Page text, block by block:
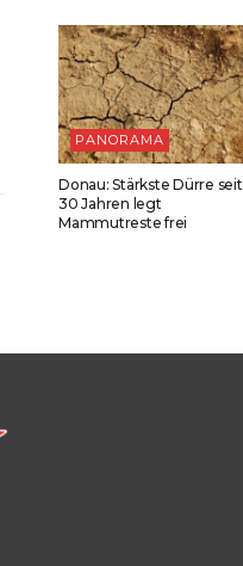
PANORAMA
Donau: Stärkste Dürre seit
30 Jahren legt
Mammutreste frei